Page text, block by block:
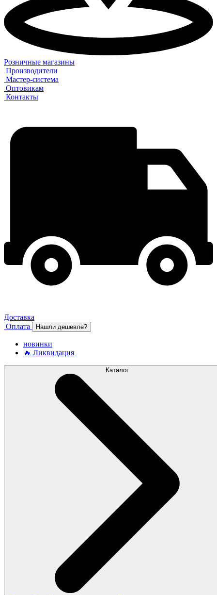
Розничные магазины
Производители
Мастер-система
Оптовикам
Контакты
Доставка
Оплата
Нашли дешевле?
новинки
🔥 Ликвидация
Каталог